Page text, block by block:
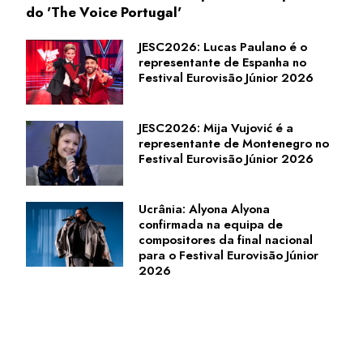
do 'The Voice Portugal'
JESC2026: Lucas Paulano é o
representante de Espanha no
Festival Eurovisão Júnior 2026
JESC2026: Mija Vujović é a
representante de Montenegro no
Festival Eurovisão Júnior 2026
Ucrânia: Alyona Alyona
confirmada na equipa de
compositores da final nacional
para o Festival Eurovisão Júnior
2026